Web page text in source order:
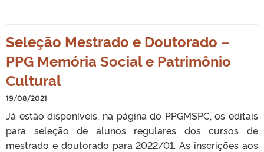
Seleção Mestrado e Doutorado –
PPG Memória Social e Patrimônio
Cultural
19/08/2021
Já estão disponíveis, na página do PPGMSPC, os editais
para seleção de alunos regulares dos cursos de
mestrado e doutorado para 2022/01. As inscrições aos